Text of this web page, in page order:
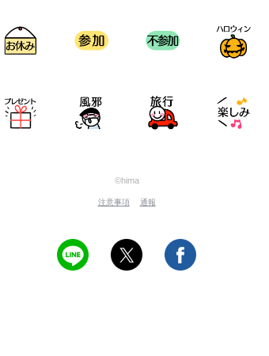
©hima
注意事項 通報